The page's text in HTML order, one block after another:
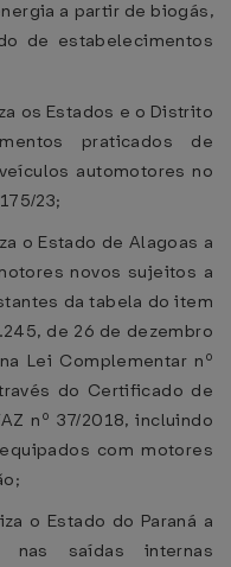
a partir de biogás,
de estabelecimentos
os Estados e o Distrito
praticados de
automotores no
23;
o Estado de Alagoas a
novos sujeitos a
da tabela do item
de 26 de dezembro
Lei Complementar nº
do Certificado de
nº 37/2018, incluindo
com motores
o Estado do Paraná a
nas saídas internas